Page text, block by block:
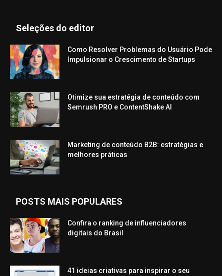
Seleções do editor
Como Resolver Problemas do Usuário Pode
Impulsionar o Crescimento de Startups
Otimize sua estratégia de conteúdo com
Semrush PRO e ContentShake AI
Marketing de conteúdo B2B: estratégias e
melhores práticas
POSTS MAIS POPULARES
Confira o ranking de influenciadores
digitais do Brasil
41 ideias criativas para inspirar o seu